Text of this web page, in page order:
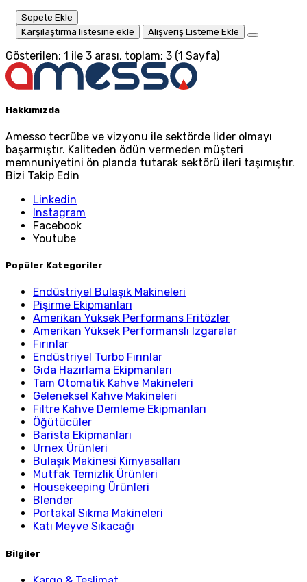
Sepete Ekle
Karşılaştırma listesine ekle
Alışveriş Listeme Ekle
Gösterilen: 1 ile 3 arası, toplam: 3 (1 Sayfa)
Hakkımızda
Amesso tecrübe ve vizyonu ile sektörde lider olmayı
başarmıştır. Kaliteden ödün vermeden müşteri
memnuniyetini ön planda tutarak sektörü ileri taşımıştır.
Bizi Takip Edin
Linkedin
Instagram
Facebook
Youtube
Popüler Kategoriler
Endüstriyel Bulaşık Makineleri
Pişirme Ekipmanları
Amerikan Yüksek Performans Fritözler
Amerikan Yüksek Performanslı Izgaralar
Fırınlar
Endüstriyel Turbo Fırınlar
Gıda Hazırlama Ekipmanları
Tam Otomatik Kahve Makineleri
Geleneksel Kahve Makineleri
Filtre Kahve Demleme Ekipmanları
Öğütücüler
Barista Ekipmanları
Urnex Ürünleri
Bulaşık Makinesi Kimyasalları
Mutfak Temizlik Ürünleri
Housekeeping Ürünleri
Blender
Portakal Sıkma Makineleri
Katı Meyve Sıkacağı
Bilgiler